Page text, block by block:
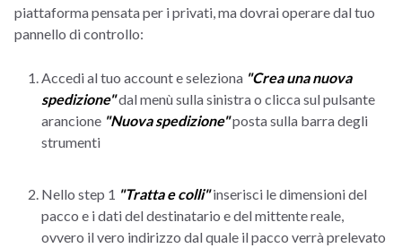
piattaforma pensata per i privati, ma dovrai operare dal tuo
pannello di controllo:
Accedi al tuo account e seleziona "Crea una nuova
spedizione"dal menù sulla sinistra o clicca sul pulsante
arancione "Nuova spedizione"posta sulla barra degli
strumenti
Nello step 1 "Tratta e colli"inserisci le dimensioni del
pacco e i dati del destinatario e del mittente reale,
ovvero il vero indirizzo dal quale il pacco verrà prelevato